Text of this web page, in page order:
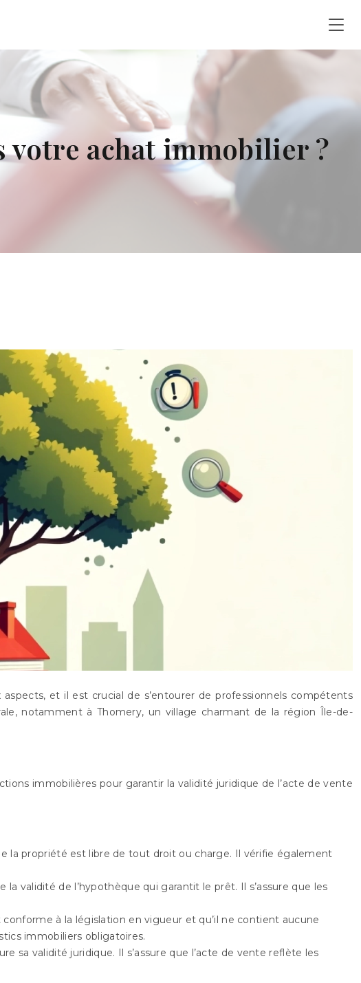
achat immobilier ?
et il est crucial de s’entourer de professionnels compétents
notamment à Thomery, un village charmant de la région Île-de-
immobilières pour garantir la validité juridique de l’acte de vente
la propriété est libre de tout droit ou charge. Il vérifie également
validité de l’hypothèque qui garantit le prêt. Il s’assure que les
à la législation en vigueur et qu’il ne contient aucune
immobiliers obligatoires.
sa validité juridique. Il s’assure que l’acte de vente reflète les